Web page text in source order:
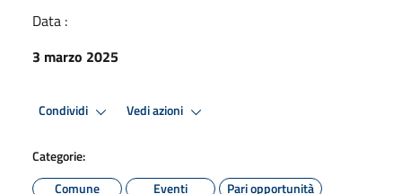
Data :
3 marzo 2025
Condividi Vedi azioni
Categorie:
Comune
Eventi Pari opportunità